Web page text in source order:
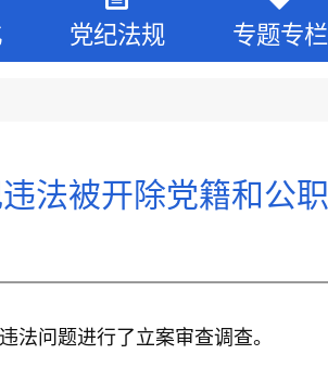
党纪法规 专题专栏
法被开除党籍和公职
问题进行了立案审查调查。